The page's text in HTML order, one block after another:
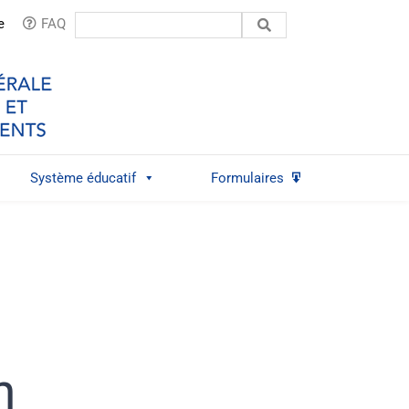
FAQ
Système éducatif Formulaires